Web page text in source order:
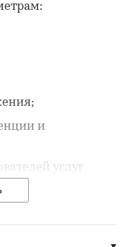
и
услуг
и их
игроков